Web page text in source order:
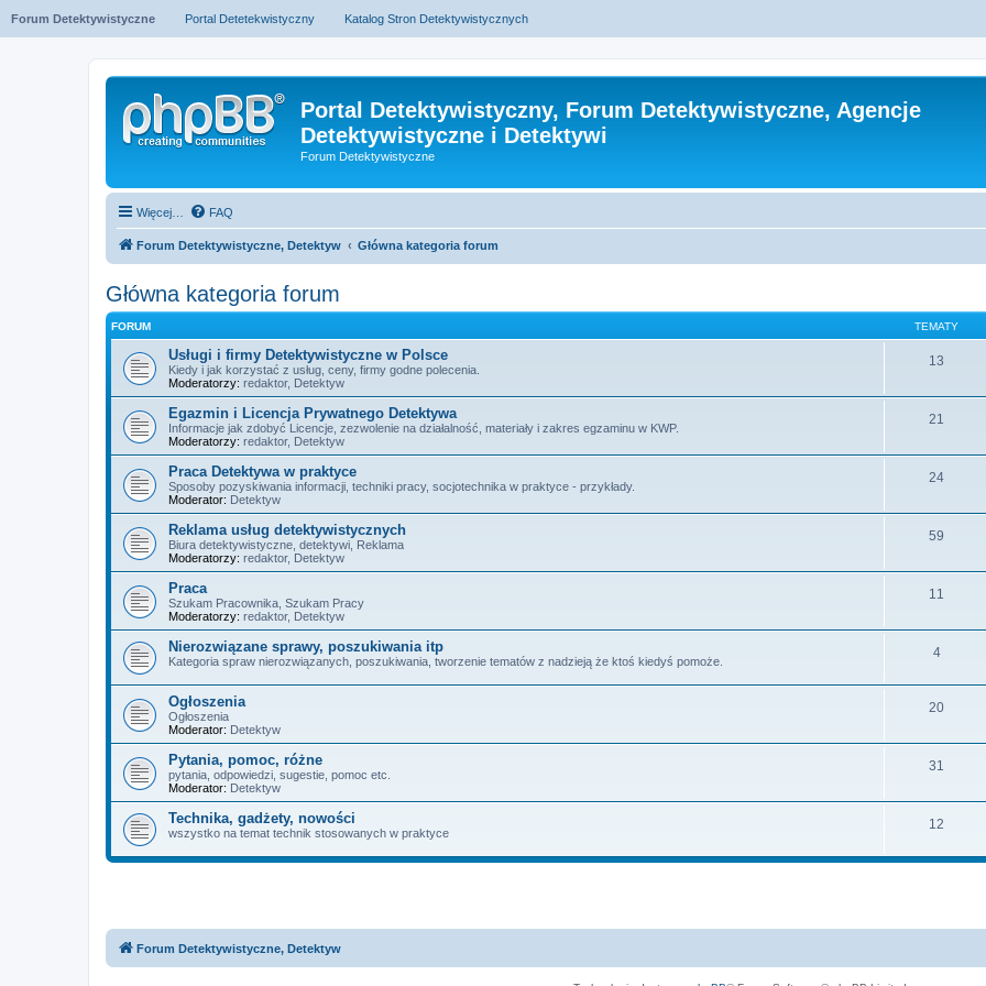
Forum Detektywistyczne Portal Detetekwistyczny Katalog Stron Detektywistycznych
Portal Detektywistyczny, Forum Detektywistyczne, Agencje
Detektywistyczne i Detektywi
Forum Detektywistyczne
Więcej… FAQ
Forum Detektywistyczne, Detektyw Główna kategoria forum
Główna kategoria forum
FORUM TEMATY
Usługi i firmy Detektywistyczne w Polsce
Kiedy i jak korzystać z usług, ceny, firmy godne polecenia.
Moderatorzy: redaktor, Detektyw
13
Egazmin i Licencja Prywatnego Detektywa
Informacje jak zdobyć Licencje, zezwolenie na działalność, materiały i zakres egzaminu w KWP.
Moderatorzy: redaktor, Detektyw
21
Praca Detektywa w praktyce
Sposoby pozyskiwania informacji, techniki pracy, socjotechnika w praktyce - przykłady.
Moderator: Detektyw
24
Reklama usług detektywistycznych
Biura detektywistyczne, detektywi, Reklama
Moderatorzy: redaktor, Detektyw
59
Praca
Szukam Pracownika, Szukam Pracy
Moderatorzy: redaktor, Detektyw
11
Nierozwiązane sprawy, poszukiwania itp
Kategoria spraw nierozwiązanych, poszukiwania, tworzenie tematów z nadzieją że ktoś kiedyś pomoże.
4
Ogłoszenia
Ogłoszenia
Moderator: Detektyw
20
Pytania, pomoc, różne
pytania, odpowiedzi, sugestie, pomoc etc.
Moderator: Detektyw
31
Technika, gadżety, nowości
wszystko na temat technik stosowanych w praktyce
12
Forum Detektywistyczne, Detektyw